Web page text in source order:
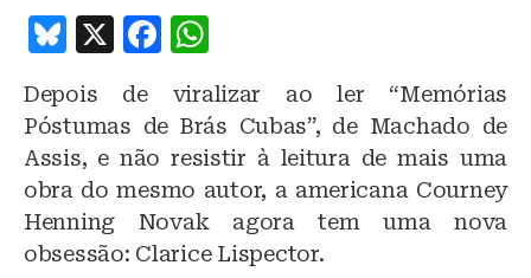
B
e
s
k
y
X
F
c
e
b
o
o
at
s
A
p
p
Depois de viralizar ao ler “Memórias
Póstumas de Brás Cubas”, de Machado de
Assis, e não resistir à leitura de mais uma
obra do mesmo autor, a americana Courney
Henning Novak agora tem uma nova
obsessão: Clarice Lispector.